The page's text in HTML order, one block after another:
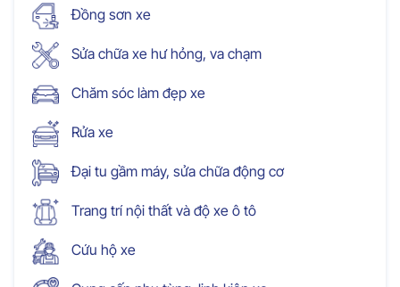
Đồng sơn xe
Sửa chữa xe hư hỏng, va chạm
Chăm sóc làm đẹp xe
Rửa xe
Đại tu gầm máy, sửa chữa động cơ
Trang trí nội thất và độ xe ô tô
Cứu hộ xe